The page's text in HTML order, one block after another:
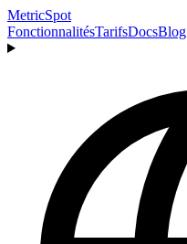
MetricSpot
FonctionnalitésTarifsDocsBlog